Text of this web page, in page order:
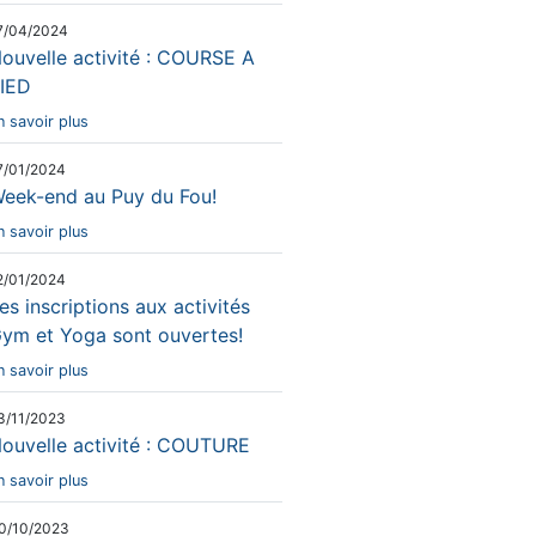
04/2024
activité : COURSE A
savoir plus
01/2024
end au Puy du Fou!
savoir plus
01/2024
inscriptions aux activités
et Yoga sont ouvertes!
savoir plus
11/2023
activité : COUTURE
savoir plus
10/2023